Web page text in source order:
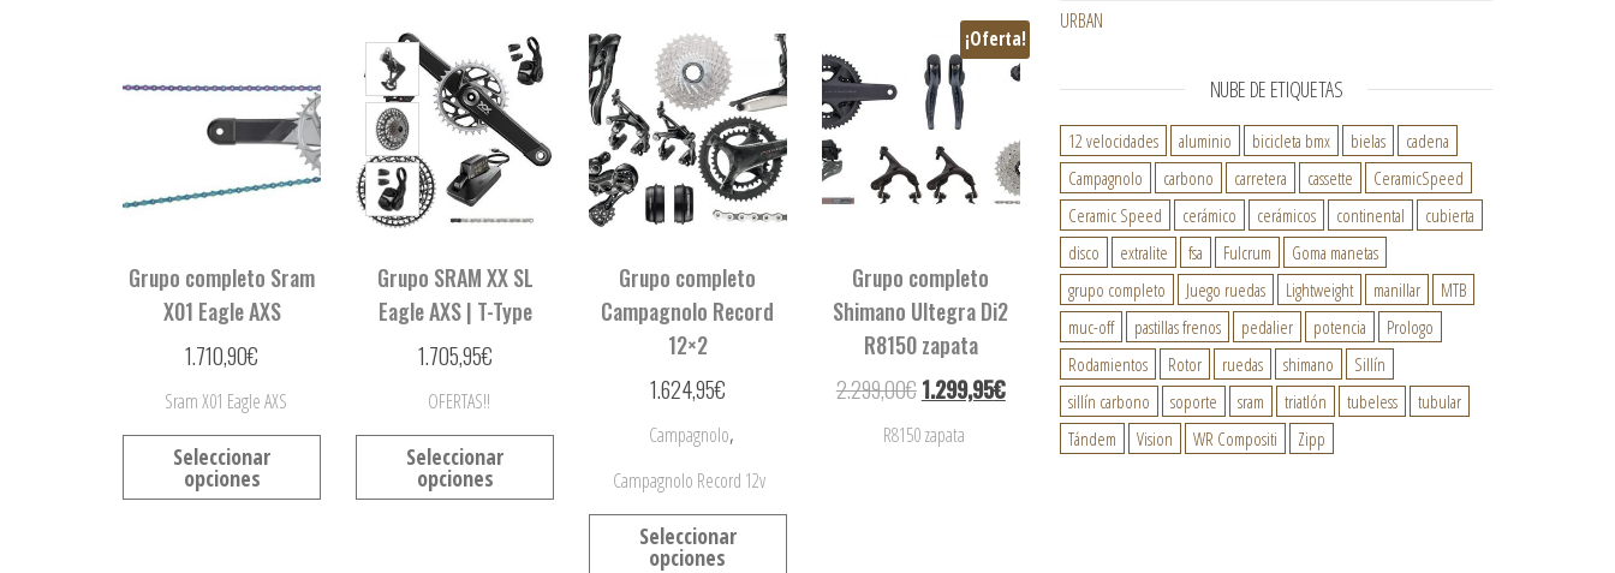
Grupo completo Sram
X01 Eagle AXS
1.710,90€
Sram X01 Eagle AXS
Seleccionar
opciones
Grupo SRAM XX SL
Eagle AXS | T-Type
1.705,95€
OFERTAS!!
Seleccionar
opciones
Grupo completo
Campagnolo Record
12×2
1.624,95€
Campagnolo,
Campagnolo Record 12v
Seleccionar
opciones
¡Oferta!
Grupo completo
Shimano Ultegra Di2
R8150 zapata
2.299,00€1.299,95€
R8150 zapata
URBAN
NUBE DE ETIQUETAS
12 velocidades aluminio bicicleta bmx bielas
cadena
Campagnolo
carbono carretera cassette
CeramicSpeed
Ceramic Speed
cerámico cerámicos continental
cubierta
disco
extralite fsa Fulcrum
Goma manetas
grupo completo
Juego ruedas Lightweight manillar
MTB
muc-off
pastillas frenos pedalier potencia
Prologo
Rodamientos
Rotor ruedas shimano
Sillín
sillín carbono
soporte sram triatlón tubeless
tubular
Tándem
Vision WR Compositi Zipp